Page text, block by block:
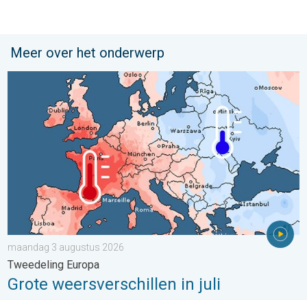
Meer over het onderwerp
Grote weersverschillen in juli. Tweedeling Europa. . .
maandag 3 augustus 2026
Tweedeling Europa
Grote weersverschillen in juli